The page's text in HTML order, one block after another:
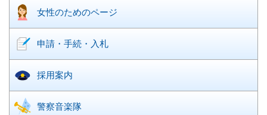
女性のためのページ
申請・手続・入札
採用案内
警察音楽隊